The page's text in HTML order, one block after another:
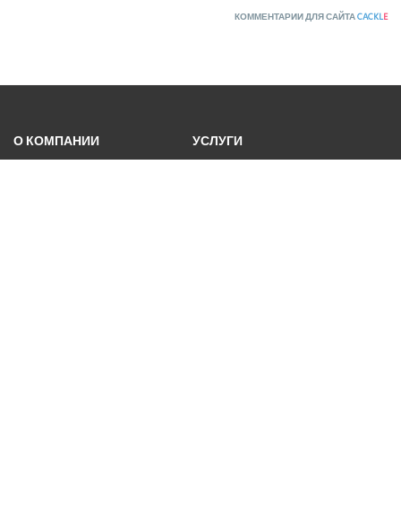
КОММЕНТАРИИ ДЛЯ САЙТАCACKLE
О КОМПАНИИ
УСЛУГИ